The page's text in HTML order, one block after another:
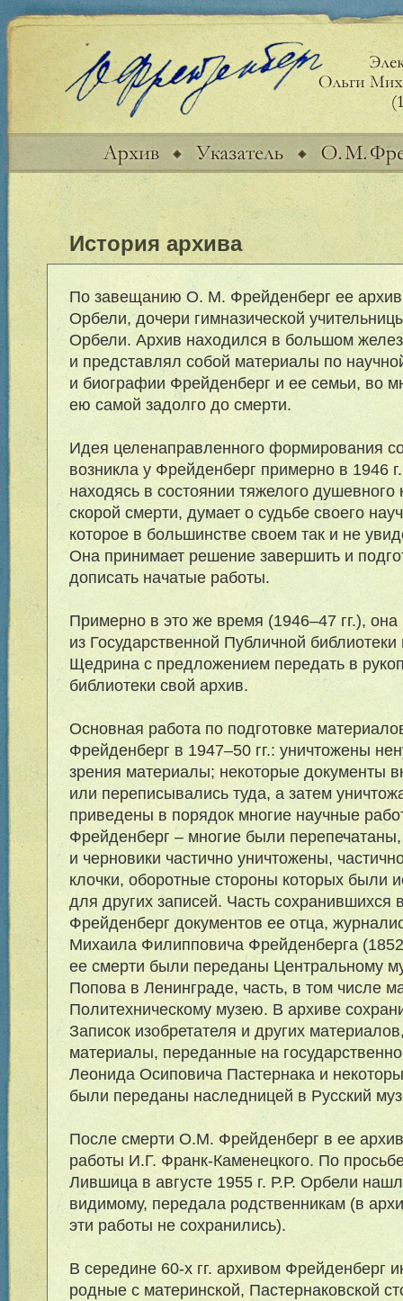
История архива
По завещанию О. М. Фрейденберг ее
Орбели, дочери гимназической
Орбели. Архив находился в большом
и представлял собой материалы по
и биографии Фрейденберг и ее семьи, во
ею самой задолго до смерти.
Идея целенаправленного формирования
возникла у Фрейденберг примерно в 1946
находясь в состоянии тяжелого душевного
скорой смерти, думает о судьбе своего
которое в большинстве своем так и не
Она принимает решение завершить и
дописать начатые работы.
Примерно в это же время (1946–47 гг.), она
из Государственной Публичной
Щедрина с предложением передать в
библиотеки свой архив.
Основная работа по подготовке
Фрейденберг в 1947–50 гг.: уничтожены
зрения материалы; некоторые документы
или переписывались туда, а затем
приведены в порядок многие научные
Фрейденберг – многие были перепечатаны,
и черновики частично уничтожены,
клочки, оборотные стороны которых были
для других записей. Часть
Фрейденберг документов ее отца,
Михаила Филипповича Фрейденберга
ее смерти были переданы Центральному
Попова в Ленинграде, часть, в том числе
Политехническому музею. В архиве
Записок изобретателя и других
материалы, переданные на
Леонида Осиповича Пастернака и
были переданы наследницей в Русский
После смерти О.М. Фрейденберг в ее
работы И.Г. Франк-Каменецкого. По
Лившица в августе 1955 г. Р.Р. Орбели
видимому, передала родственникам (в
эти работы не сохранились).
В середине 60-х гг. архивом Фрейденберг
родные с материнской, Пастернаковской